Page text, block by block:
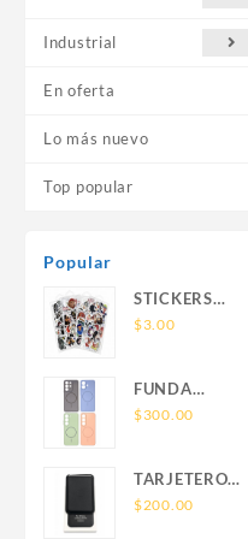
Industrial
En oferta
Lo más nuevo
Top popular
Popular
STICKERS
UNIVERSALES
$3.00
FUNDA
NOVA SAM
SIN SOPORTE
MAGNETICO
$300.00
TARJETERO
SIN SOPORTE
$200.00